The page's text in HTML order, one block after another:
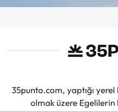
35punto.com, yaptığı
olmak üzere Egelilerin